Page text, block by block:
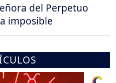
del Perpetuo
imposible